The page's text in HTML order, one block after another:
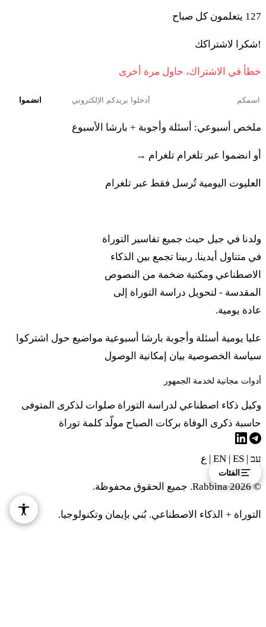
الفئات
127 يتعلمون كل صباح
!شكرا لاشتراكك
خطأ في الاشتراك، حاول مرة أخرى
انضموا
ملخص أسبوعي: أسئلة وأجوبة + بارشا الأسبوع
أو انضموا عبر تلغرام تلغرام →
العليوت اليومية تُرسل فقط عبر تلغرام
ولدنا في جيل حيث جميع تفاسير التوراة
في متناول أيدينا. ربينا تجمع بين الذكاء
الاصطناعي ومكتبة ضخمة من النصوص
المقدسة - لتحويل دراسة التوراة إلى
عادة يومية.
عليا يومية أسئلة وأجوبة بارشا أسبوعية مواضيع حول اشتركوا
سياسة الخصوصية بيان إمكانية الوصول
أدوات مجانية لخدمة الجمهور
وكيل ذكاء اصطناعي لدراسة التوراة صلوات لذكرى المتوفى
حاسبة ذكرى الوفاة بركات الصباح مولّد كلمة توراة
עב |
| ES
| ع
© 2026 Rabbina. جميع الحقوق محفوظة.
التوراة + الذكاء الاصطناعي. بُني بإيمان وتكنولوجيا.